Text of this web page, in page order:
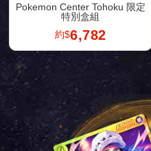
Pokemon Center Tohoku 限定
特別盒組
約$6,782